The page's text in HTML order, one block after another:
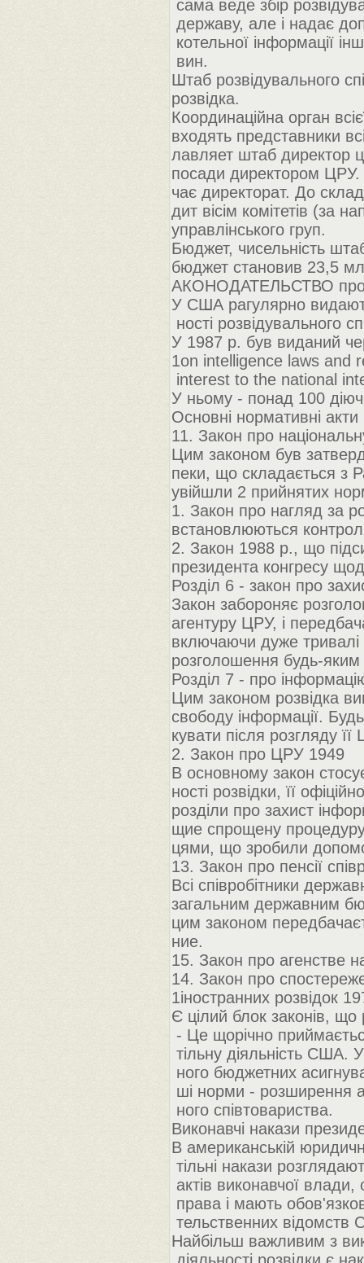
сама веде збір
державу, але і надає
котельної інформації
вин.
Штаб розвідувального
розвідка.
Координаційна орган
входять представники
лавляет штаб директор
посади директором ЦРУ.
чає директорат. До
дит вісім комітетів (за
управлінського груп.
Бюджет, чисельність
бюджет становив 23,5
АКОНОДАТЕЛЬСТВО про
У США рагулярно
ності розвідувального
У 1987 р. був виданий
1on intelligence laws and
interest to the national
У ньому - понад 100
Основні нормативні акти
11. Закон про
Цим законом був
пеки, що складається з
увійшли 2 прийнятих
1. Закон про нагляд за
встановлюються
2. Закон 1988 р., що
президента конгресу
Розділ 6 - закон про
Закон забороняє
агентуру ЦРУ, і
включаючи дуже
розголошення будь-
Розділ 7 - про
Цим законом розвідка
свободу інформації.
кувати після розгляду її
2. Закон про ЦРУ 1949
В основному закон
ності розвідки, її
розділи про захист
щие спрощену
цями, що зробили
13. Закон про пенсії
Всі співробітники
загальним державним
цим законом
ние.
15. Закон про агенстве
14. Закон про
1іностранних розвідок
Є цілий блок законів,
- Це щорічно
тільну діяльність США.
ного бюджетних
ші норми - розширення
ного співтовариства.
Виконавчі накази
В американській
тільні накази
актів виконавчої
права і мають
тельственних відомств
Найбільш важливим з